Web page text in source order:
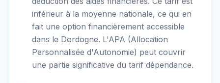
inférieur à la moyenne nationale, ce qui en
fait une option financièrement accessible
dans le Dordogne. L'APA (Allocation
Personnalisée d'Autonomie) peut couvrir
une partie significative du tarif dépendance.